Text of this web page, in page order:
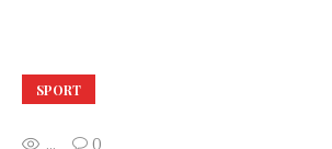
SPORT
...
0